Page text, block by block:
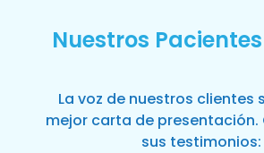
Nuestros
La voz de nuestros clientes
mejor carta de presentación.
sus testimonios: